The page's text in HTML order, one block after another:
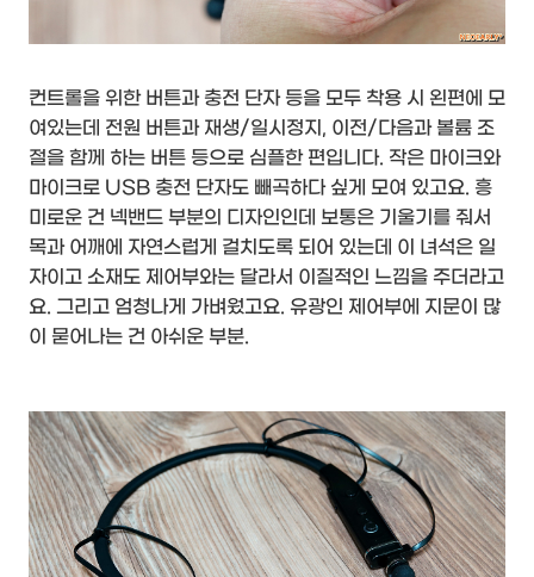
컨트롤을 위한 버튼과 충전 단자 등을 모두 착용 시 왼편에 모
여있는데 전원 버튼과 재생/일시정지, 이전/다음과 볼륨 조
절을 함께 하는 버튼 등으로 심플한 편입니다. 작은 마이크와
마이크로 USB 충전 단자도 빼곡하다 싶게 모여 있고요. 흥
미로운 건 넥밴드 부분의 디자인인데 보통은 기울기를 줘서
목과 어깨에 자연스럽게 걸치도록 되어 있는데 이 녀석은 일
자이고 소재도 제어부와는 달라서 이질적인 느낌을 주더라고
요. 그리고 엄청나게 가벼웠고요. 유광인 제어부에 지문이 많
이 묻어나는 건 아쉬운 부분.